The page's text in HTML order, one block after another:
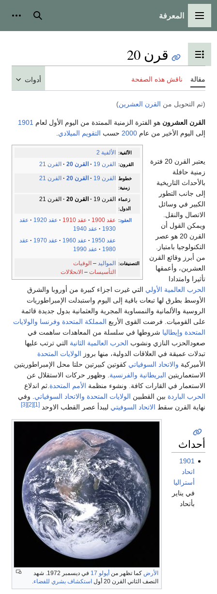
القائمة الرئيسية
المعرفة بحث
تبديل عرض جدول المحتويات
قرن 20
مقالة ناقش هذه الصفحة أدوات
(تم التحويل من القرن العشرين)
القرن العشرون هو الفترة الزمنية الممتدة من اليوم الأول لعام 1901
إلى اليوم الأخير من عام 2000 حسب التقويم الميلادي
الألفية: الألفية 2
القرون: القرن 19 القرن 20 القرن 21
خطوط
زمنية:
القرن 19 القرن 20 القرن 21
زعماء
الدول:
القرن 19 القرن 20 القرن 21
العقود: عقد 1900 عقد 1910 عقد 1920
عقد
1930
عقد 1940
عقد 1950
عقد 1960 عقد 1970
عقد
1980
عقد 1990
التصنيفات: المواليد – الوفيات
التأسيسات – الانحلالات
يعتبر القرن 20 فترة
زمنية حافلة
بالأحداث التاريخية
إلى جانب التطور
الكبير في وسائل
الاتصال والنقل.
ويمكن القول أن
القرن 20 هو عصر
التكنولوجيا بامتياز.
من أبرز وقائع القرن
العشرين، وأعمقها
تأثيرا وامتدادا
الحرب العالمية الأولي التي غيرت اجزاء كبيرة من أوروبا والشرق
الأوسط بطرق لها تبعات باقية إلى اليوم واستبدلت الإمبراطوريات
الروسية والألمانية والنمساوية المجرية والعثمانية بدول جديدة قائمة
على القوميات. فرضت القوى الأربع المملكة المتحدة وفرنسا والولايات
المتحدة وإيطاليا شروطها في سلسلة من المعاهدات ساهمت في
صعودالحزب النازي ونشوب الحرب العالمية الثانية التي ترتب عليها
تبدلات عميقة في العلاقات الدولية، منها بروز الولايات المتحدة
الأميركية والاتحاد السوفياتي كقوتين كبيرتين حلتا محل الإمبراطوريتين
الاستعماريتين البريطانية والفرنسية . وظهور حركات الاستقلال عن
الاستعمار في القارات كافة. ونشوء منظمة الأمم المتحدة .ثم اندلاع
الحرب الباردة بين القطبين الولايات المتحدة والاتحاد السوفياتي . وفي
نهاية القرن سقط الاتحاد السوفيتي ليبدأ عصر القطب الاوحد [1]
[2]
[3]
الأرض كما تظهر من أپولو 17
في ديسمبر 1972. شهد
النصف الثاني القرن 20 أول
استكشاف بشري للفضاء.
أحداث
1901
اتحاد
أستراليا
في يناير
بأتحاد